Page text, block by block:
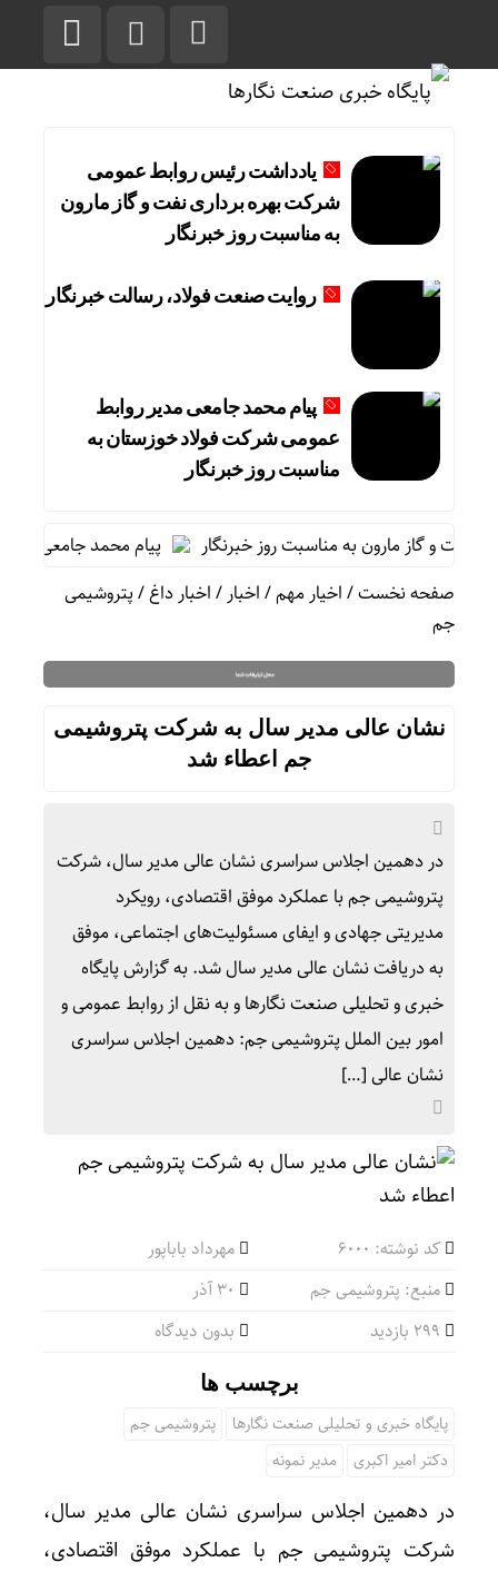
یادداشت رئیس روابط عمومی
شرکت بهره برداری نفت و گاز مارون
به مناسبت روز خبرنگار
روایت صنعت فولاد،‌ رسالت خبرنگار
پیام محمد جامعی مدیر روابط
عمومی شرکت فولاد خوزستان به
مناسبت روز خبرنگار
و گاز مارون به مناسبت روز خبرنگار
پیام محمد جامعی مدیر
صفحه نخست/اخیار مهم/اخبار/اخبار داغ/پتروشیمی
جم
نشان عالی مدیر سال به شرکت پتروشیمی
جم اعطاء شد
در دهمین اجلاس سراسری نشان عالی مدیر سال، شرکت
پتروشیمی جم با عملکرد موفق اقتصادی، رویکرد
مدیریتی جهادی و ایفای مسئولیت‌های اجتماعی، موفق
به دریافت نشان عالی مدیر سال شد. به گزارش پایگاه
خبری و تحلیلی صنعت نگارها و به نقل از روابط عمومی و
امور بین الملل پتروشیمی جم: دهمین اجلاس سراسری
نشان عالی […]
کد نوشته: 6000
مهرداد باباپور
منبع: پتروشیمی جم
بدون دیدگاه
برچسب ها
پایگاه خبری و تحلیلی صنعت نگارها
پتروشیمی جم
دکتر امیر اکبری
مدیر نمونه
در دهمین اجلاس سراسری نشان عالی مدیر سال،
شرکت پتروشیمی جم با عملکرد موفق اقتصادی،